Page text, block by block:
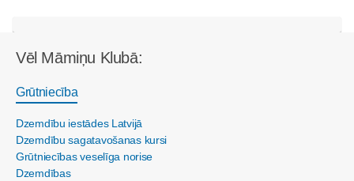
Vēl Māmiņu Klubā:
Grūtniecība
Dzemdību iestādes Latvijā
Dzemdību sagatavošanas kursi
Grūtniecības veselīga norise
Dzemdības